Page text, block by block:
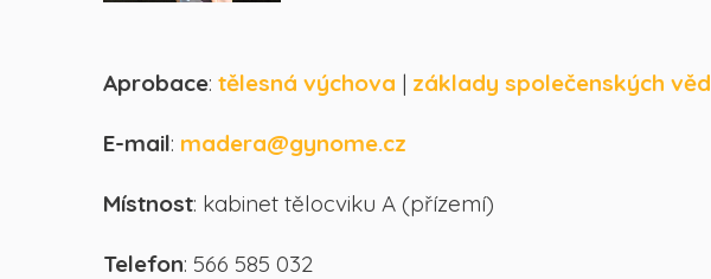
Aprobace: tělesná výchova | základy společenských věd
E-mail: madera@gynome.cz
Místnost: kabinet tělocviku A (přízemí)
Telefon: 566 585 032